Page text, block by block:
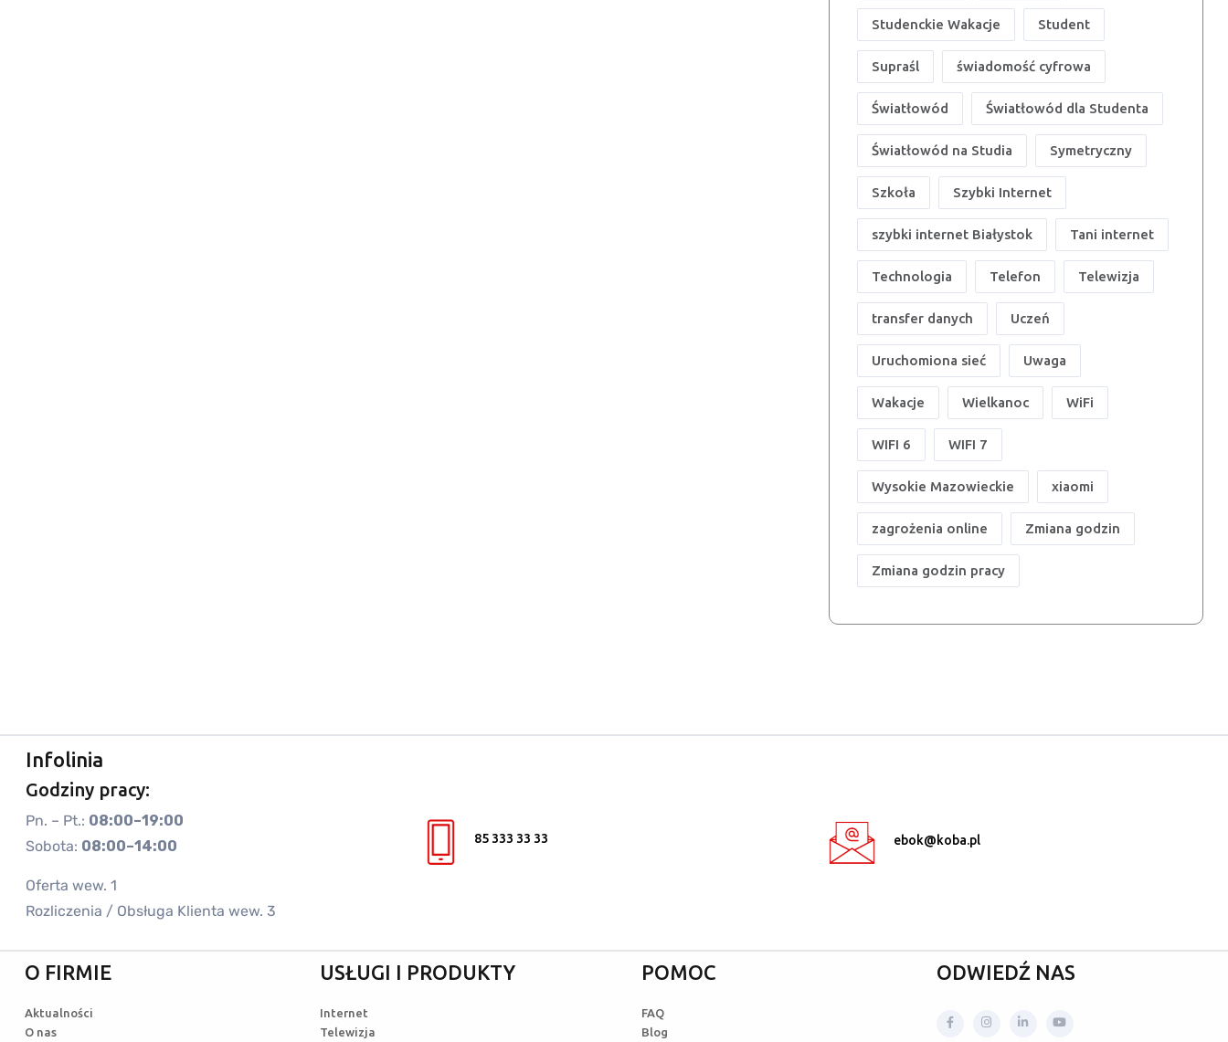
Studenckie Wakacje Student
Supraśl świadomość cyfrowa
Światłowód Światłowód dla Studenta
Światłowód na Studia Symetryczny
Szkoła Szybki Internet
szybki internet Białystok Tani internet
Technologia Telefon Telewizja
transfer danych Uczeń
Uruchomiona sieć Uwaga
Wakacje Wielkanoc WiFi
WIFI 6 WIFI 7
Wysokie Mazowieckie xiaomi
zagrożenia online Zmiana godzin
Zmiana godzin pracy
Infolinia
Godziny pracy:
Pn. – Pt.: 08:00–19:00
Sobota: 08:00–14:00
Oferta wew. 1
Rozliczenia / Obsługa Klienta wew. 3
85 333 33 33 ebok@koba.pl
O FIRMIE
Aktualności
O nas
USŁUGI I PRODUKTY
Internet
Telewizja
POMOC
FAQ
Blog
ODWIEDŹ NAS